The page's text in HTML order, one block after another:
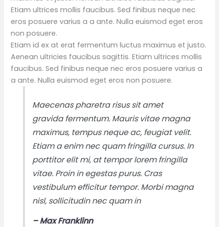
Etiam ultrices mollis faucibus. Sed finibus neque nec
eros posuere varius a a ante. Nulla euismod eget eros
non posuere.
Etiam id ex at erat fermentum luctus maximus et justo.
Aenean ultricies faucibus sagittis. Etiam ultrices mollis
faucibus. Sed finibus neque nec eros posuere varius a
a ante. Nulla euismod eget eros non posuere.
Maecenas pharetra risus sit amet
gravida fermentum. Mauris vitae magna
maximus, tempus neque ac, feugiat velit.
Etiam a enim nec quam fringilla cursus. In
porttitor elit mi, at tempor lorem fringilla
vitae. Proin in egestas purus. Cras
vestibulum efficitur tempor. Morbi magna
nisl, sollicitudin nec quam in
– Max Franklinn